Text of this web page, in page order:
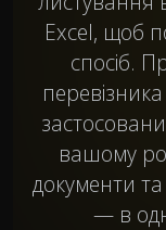
Excel, щоб
спосіб.
вашому
документи
— в